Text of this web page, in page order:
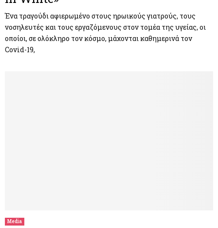
Ένα τραγούδι αφιερωμένο στους ηρωικούς γιατρούς, τους
νοσηλευτές και τους εργαζόμενους στον τομέα της υγείας, οι
οποίοι, σε ολόκληρο τον κόσμο, μάχονται καθημερινά τoν
Covid-19,
Media